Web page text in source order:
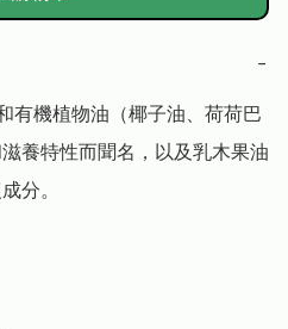
−
有機植物油（椰子油、荷荷巴
養特性而聞名，以及乳木果油
分。